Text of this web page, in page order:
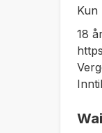
Kun
18